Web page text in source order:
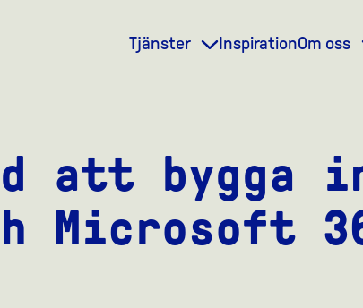
Tjänster InspirationOm oss
att bygga
Microsoft